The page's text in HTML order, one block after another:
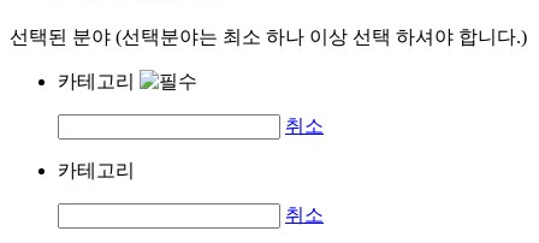
선택된 분야 (선택분야는 최소 하나 이상 선택 하셔야 합니다.)
카테고리
취소
카테고리
취소